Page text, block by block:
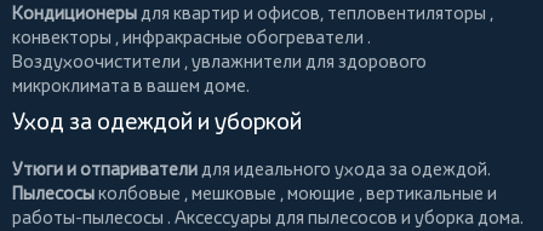
Кондиционерыдля квартир и офисов, тепловентиляторы ,
конвекторы ,инфракрасные обогреватели .
Воздухоочистители , увлажнители для здорового
микроклимата в вашем доме.
Уход за одеждой и уборкой
Утюги и отпаривателидля идеального ухода за одеждой.
Пылесосыколбовые ,мешковые ,моющие ,вертикальные и
работы-пылесосы . Аксессуары для пылесосов и уборка дома.